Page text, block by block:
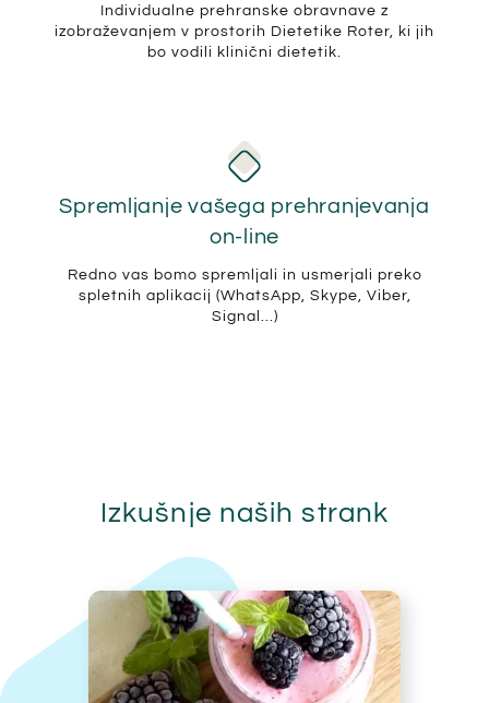
Individualne prehranske obravnave z
izobraževanjem v prostorih Dietetike Roter, ki jih
bo vodili klinični dietetik.
Spremljanje vašega prehranjevanja
on-line​
Redno vas bomo spremljali in usmerjali preko
spletnih aplikacij (WhatsApp, Skype, Viber,
Signal...)
Izkušnje naših strank